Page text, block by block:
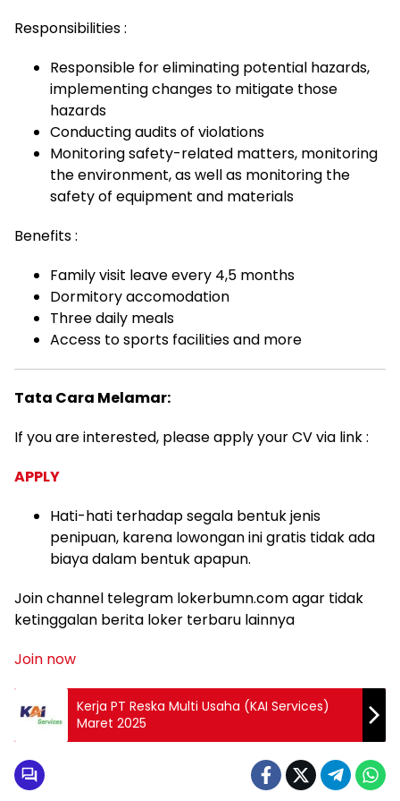
Responsibilities :
Responsible for eliminating potential hazards,
implementing changes to mitigate those
hazards
Conducting audits of violations
Monitoring safety-related matters, monitoring
the environment, as well as monitoring the
safety of equipment and materials
Benefits :
Family visit leave every 4,5 months
Dormitory accomodation
Three daily meals
Access to sports facilities and more
Tata Cara Melamar:
If you are interested, please apply your CV via link :
APPLY
Hati-hati terhadap segala bentuk jenis
penipuan, karena lowongan ini gratis tidak ada
biaya dalam bentuk apapun.
Join channel telegram lokerbumn.com agar tidak
ketinggalan berita loker terbaru lainnya
Join now
Kerja PT Reska Multi Usaha (KAI Services)
Maret 2025